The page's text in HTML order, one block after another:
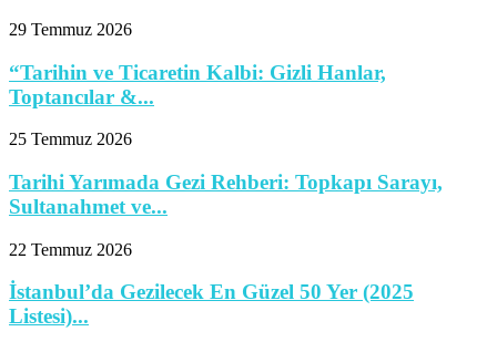
29 Temmuz 2026
“Tarihin ve Ticaretin Kalbi: Gizli Hanlar,
Toptancılar &...
25 Temmuz 2026
Tarihi Yarımada Gezi Rehberi: Topkapı Sarayı,
Sultanahmet ve...
22 Temmuz 2026
İstanbul’da Gezilecek En Güzel 50 Yer (2025
Listesi)...